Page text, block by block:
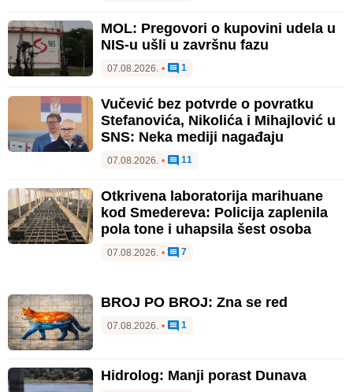
MOL: Pregovori o kupovini udela u
NIS-u ušli u završnu fazu
07.08.2026. • 1
Vučević bez potvrde o povratku
Stefanovića, Nikolića i Mihajlović u
SNS: Neka mediji nagađaju
07.08.2026. • 11
Otkrivena laboratorija marihuane
kod Smedereva: Policija zaplenila
pola tone i uhapsila šest osoba
07.08.2026. • 7
BROJ PO BROJ: Zna se red
07.08.2026. • 1
Hidrolog: Manji porast Dunava